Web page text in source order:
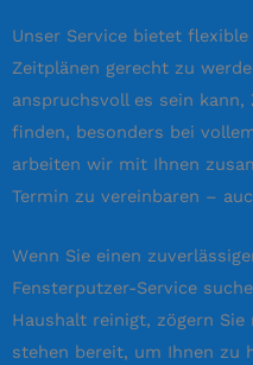
Unser Service bietet
Zeitplänen gerecht zu
anspruchsvoll es sein
finden, besonders bei
arbeiten wir mit Ihnen
Termin zu vereinbaren –
Wenn Sie einen
Fensterputzer-Service
Haushalt reinigt, zögern
stehen bereit, um Ihnen zu